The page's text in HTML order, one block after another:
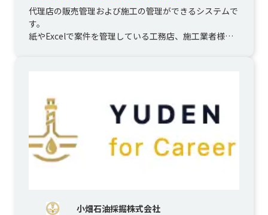
代理店の販売管理および施工の管理ができるシステムで
す。
紙やExcelで案件を管理している工務店、施工業者様の
小畑石油採掘株式会社